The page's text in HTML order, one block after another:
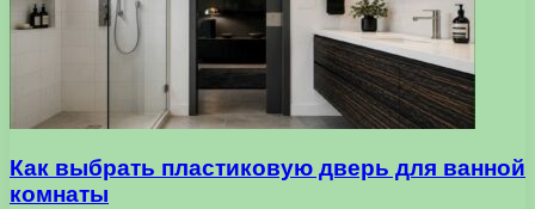
Как выбрать пластиковую дверь для ванной
комнаты